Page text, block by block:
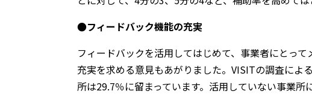
●フィードバック機能の充実
フィードバックを活用してはじめて、事業者にとっ
充実を求める意見もあがりました。VISITの調査によ
所は29.7％に留まっています。活用していない事業